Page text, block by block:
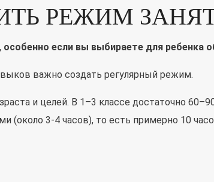
РЕЖИМ
особенно если вы выбираете для
важно создать регулярный режим.
и целей. В 1–3 классе достаточно
(около 3-4 часов), то есть примерно 10